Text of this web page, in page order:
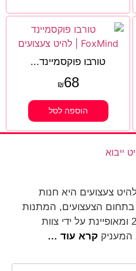
טורבו פוקסמיינד...
₪68
הוספה לסל
להיט צעצועים היא חנות
הצעצועים, המתנות
ומשחקי הקופסא משנת 2002 ומאופיינת על ידי צוות
המעניק קרא עוד …